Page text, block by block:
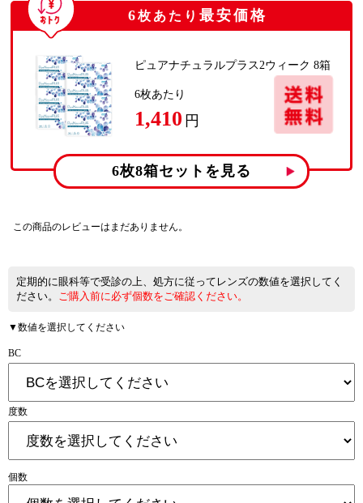
6枚あたり 最安価格
ピュアナチュラルプラス2ウィーク 8箱
6枚あたり
1,410 円
6枚8箱セットを見る
この商品のレビューはまだありません。
定期的に眼科等で受診の上、処方に従ってレンズの数値を選択してく
ださい。 ご購入前に必ず個数をご確認ください。
▼数値を選択してください
BC
度数
個数